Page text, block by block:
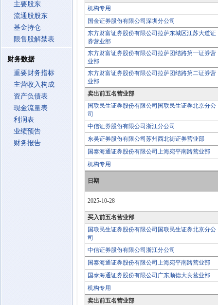
主要股东
流通股股东
基金持仓
限售股解禁表
财务数据
重要财务指标
主营收入构成
资产负债表
现金流量表
利润表
业绩预告
财务报告
机构专用
国金证券股份有限公司深圳分公司
东方财富证券股份有限公司拉萨东城区江苏大道证
券营业部
东方财富证券股份有限公司拉萨团结路第一证券营
业部
东方财富证券股份有限公司拉萨团结路第二证券营
业部
卖出前五名营业部
国联民生证券股份有限公司国联民生证券北京分公
司
中信证券股份有限公司浙江分公司
东吴证券股份有限公司苏州西北街证券营业部
国泰海通证券股份有限公司上海宛平南路营业部
机构专用
日期
2025-10-28
买入前五名营业部
国联民生证券股份有限公司国联民生证券北京分公
司
中信证券股份有限公司浙江分公司
国泰海通证券股份有限公司上海宛平南路营业部
国泰海通证券股份有限公司广东顺德大良营业部
机构专用
卖出前五名营业部